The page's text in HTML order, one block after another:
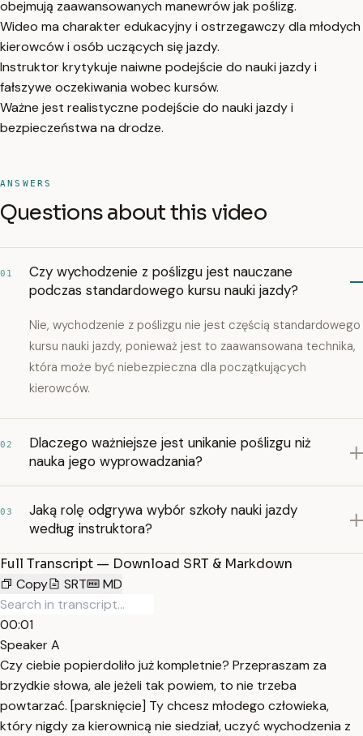
obejmują zaawansowanych manewrów jak poślizg.
Wideo ma charakter edukacyjny i ostrzegawczy dla młodych
kierowców i osób uczących się jazdy.
Instruktor krytykuje naiwne podejście do nauki jazdy i
fałszywe oczekiwania wobec kursów.
Ważne jest realistyczne podejście do nauki jazdy i
bezpieczeństwa na drodze.
ANSWERS
Questions about this video
01
Czy wychodzenie z poślizgu jest nauczane
podczas standardowego kursu nauki jazdy?
Nie, wychodzenie z poślizgu nie jest częścią standardowego
kursu nauki jazdy, ponieważ jest to zaawansowana technika,
która może być niebezpieczna dla początkujących
kierowców.
02
Dlaczego ważniejsze jest unikanie poślizgu niż
nauka jego wyprowadzania?
03
Jaką rolę odgrywa wybór szkoły nauki jazdy
według instruktora?
Full Transcript — Download SRT & Markdown
Copy
SRT MD
00:01
Speaker A
Czy ciebie popierdoliło już kompletnie? Przepraszam za
brzydkie słowa, ale jeżeli tak powiem, to nie trzeba
powtarzać. [parsknięcie] Ty chcesz młodego człowieka,
który nigdy za kierownicą nie siedział, uczyć wychodzenia z